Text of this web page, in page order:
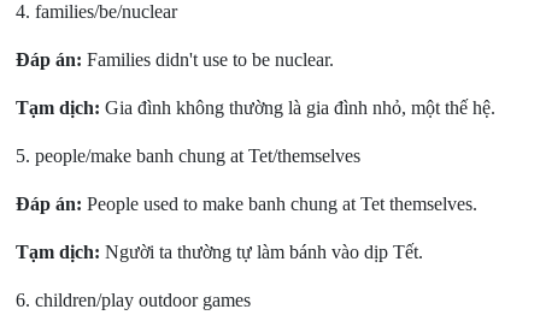
4. families/be/nuclear
Đáp án:Families didn't use to be nuclear.
Tạm dịch:Gia đình không thường là gia đình nhỏ, một thế hệ.
5. people/make banh chung at Tet/themselves
Đáp án: People used to make banh chung at Tet themselves.
Tạm dịch: Người ta thường tự làm bánh vào dịp Tết.
6. children/play outdoor games